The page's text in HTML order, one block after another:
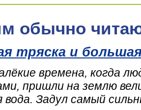
обычно
тряска и
времена, когда
пришли на землю
вода. Задул самый